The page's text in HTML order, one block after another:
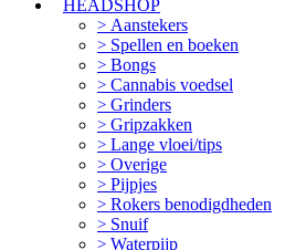
HEADSHOP
Aanstekers
Spellen en boeken
Bongs
Cannabis voedsel
Grinders
Gripzakken
Lange vloei/tips
Overige
Pijpjes
Rokers benodigdheden
Snuif
Waterpijp